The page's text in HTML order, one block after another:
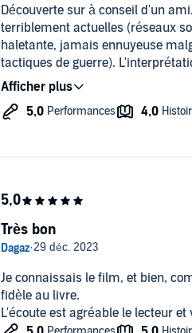
Découverte sur à conseil d'un
terriblement actuelles (réseaux
haletante, jamais ennuyeuse
tactiques de guerre).
sa voix selon les personnages.
tome 2 qui a reçu les mêmes
Nebula).
Je connaissais le film, et bien,
fidèle au livre.
L'écoute est agréable le lecteur
Très bon